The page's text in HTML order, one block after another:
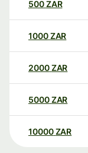
500ZAR
1000ZAR
2000ZAR
5000ZAR
10000 ZAR